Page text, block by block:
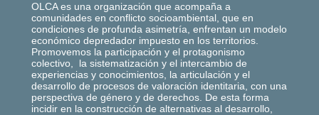
OLCA es una organización que acompaña a
comunidades en conflicto socioambiental, que en
condiciones de profunda asimetría, enfrentan un modelo
económico depredador impuesto en los territorios.
Promovemos la participación y el protagonismo
colectivo, la sistematización y el intercambio de
experiencias y conocimientos, la articulación y el
desarrollo de procesos de valoración identitaria, con una
perspectiva de género y de derechos. De esta forma
incidir en la construcción de alternativas al desarrollo,